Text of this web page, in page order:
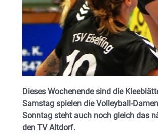
Dieses Wochenende sind die
Samstag spielen die Volleyball-
Sonntag steht auch noch gleich das
den TV Altdorf.